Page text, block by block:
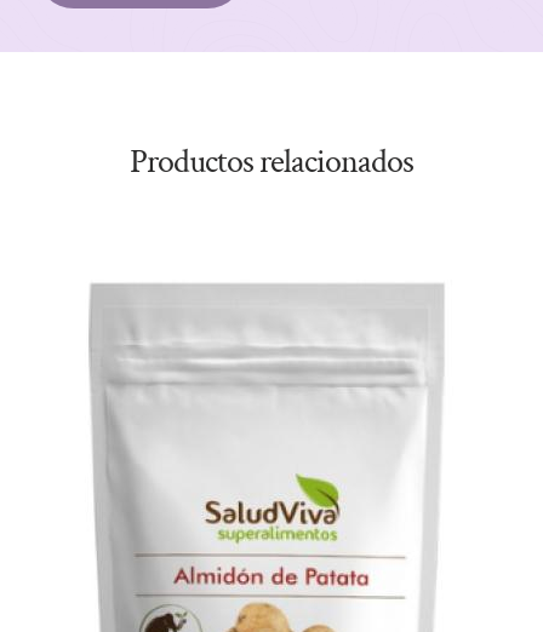
Productos relacionados